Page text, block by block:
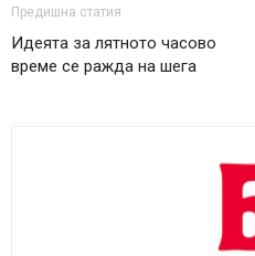
Предишна статия
Идеята за лятното часово
време се ражда на шега